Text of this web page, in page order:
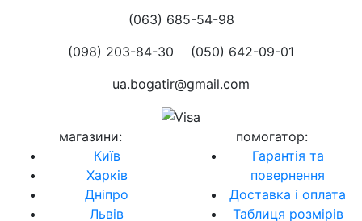
(063) 685-54-98
(098) 203-84-30
(050) 642-09-01
ua.bogatir@gmail.com
магазини:
Київ
Харків
Дніпро
Львів
помогатор:
Гарантія та
повернення
Доставка і оплата
Таблиця розмірів